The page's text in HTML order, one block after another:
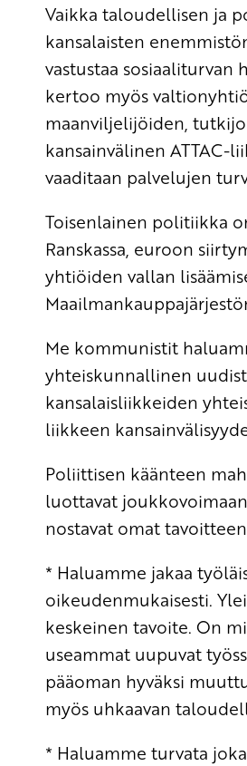
Vaikka taloudellisen ja
kansalaisten
vastustaa sosiaaliturvan
kertoo myös
maanviljelijöiden,
kansainvälinen ATTAC-
vaaditaan palvelujen
Toisenlainen politiikka
Ranskassa, euroon
yhtiöiden vallan
Me kommunistit
yhteiskunnallinen
kansalaisliikkeiden
liikkeen
Poliittisen käänteen
luottavat
nostavat omat
* Haluamme jakaa
oikeudenmukaisesti.
keskeinen tavoite. On
useammat uupuvat
pääoman hyväksi
myös uhkaavan
* Haluamme turvata